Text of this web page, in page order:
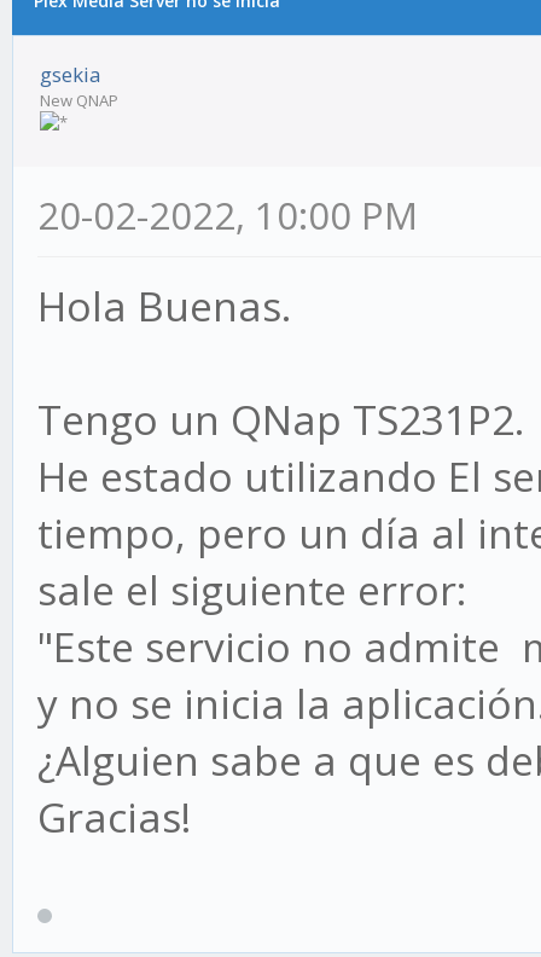
gsekia
New QNAP
20-02-2022, 10:00 PM
Hola Buenas.
Tengo un QNap TS231P2.
He estado utilizando El
tiempo, pero un día al
sale el siguiente error:
"Este servicio no admite
y no se inicia la
¿Alguien sabe a que es
Gracias!